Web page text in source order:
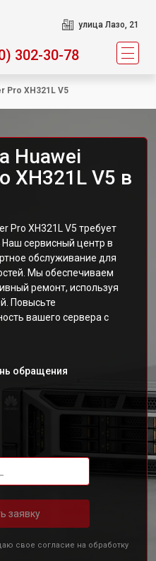
улица Лазо, 21
302-30-78
Pro XH321L V5
Huawei
XH321L V5 в
Pro XH321L V5 требует
сервисный центр в
обслуживание для
Мы обеспечиваем
ремонт, используя
Повысьте
вашего сервера с
обращения
заявку
свое согласие на обработку